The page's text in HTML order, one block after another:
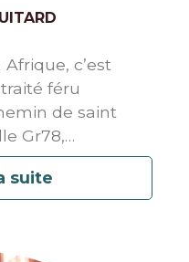
c’est
féru
de saint
Gr78,…
suite